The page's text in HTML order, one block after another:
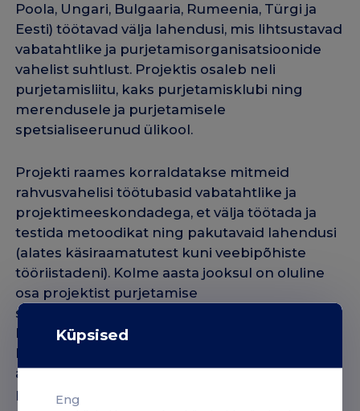
Küpsised
Eng
Poola, Ungari, Bulgaaria, Rumeenia, Türgi ja
Eesti) töötavad välja lahendusi, mis lihtsustavad
vabatahtlike ja purjetamisorganisatsioonide
vahelist suhtlust. Projektis osaleb neli
purjetamisliitu, kaks purjetamisklubi ning
merendusele ja purjetamisele
spetsialiseerunud ülikool.
Projekti raames korraldatakse mitmeid
rahvusvahelisi töötubasid vabatahtlike ja
projektimeeskondadega, et välja töötada ja
testida metoodikat ning pakutavaid lahendusi
(alates käsiraamatutest kuni veebipõhiste
tööriistadeni). Kolme aasta jooksul on oluline
osa projektist purjetamise
spordiorganisatsioonide vajaduste
kaardistamine ning uuringud vabatahtlike
kohta, kes juba panustavad regulaarselt või
aeg-ajalt purjetamisüritustel. Üheks projekti
peamiseks tulemuseks on uus veebiplatvorm,